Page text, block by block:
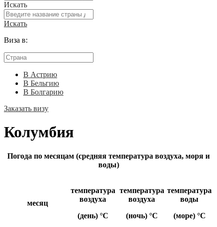
Искать
Искать
Виза в:
В Астрию
В Бельгию
В Болгарию
Заказать визу
Колумбия
Погода по месяцам (средняя температура воздуха, моря и
воды)
месяц
температура
воздуха
(день) °C
температура
воздуха
(ночь) °C
температура
воды
(море) °C